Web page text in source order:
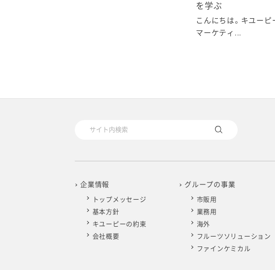
を学ぶ
こんにちは。キユーピ
マーケティ...
企業情報
トップメッセージ
基本方針
キユーピーの約束
会社概要
グループの事業
市販用
業務用
海外
フルーツソリューション
ファインケミカル